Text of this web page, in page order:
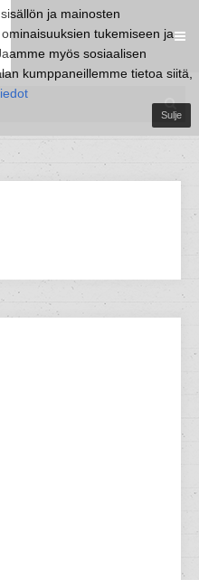
ja mainosten
tukemiseen ja
myös sosiaalisen
kumppaneillemme tietoa siitä,
Sulje